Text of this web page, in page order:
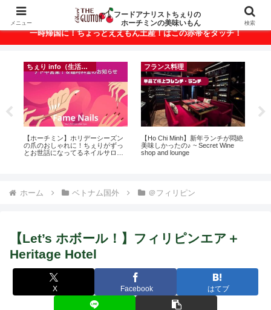
ベトナム・ホーチミンの美味いもんが満載！
一時帰国に！ちょっとええもん土産！はこの赤帯をタッチ！
ちぇり info（生活情報）
【Ho Chi Minh】帰国直前にやって
おきたい！たった1回の施術でこん
なに違う？！ ＆帰国時の乾燥対策
ちぇり info（生活情報）
【追記】日本での電話番号ゲット
＆キープ！機種変時のデータ移行
に失敗したけど復活できた話！~
ホーム ベトナム国外 ＠フィリピン
【Let’s ホボール！】フィリピンエア＋
Heritage Hotel
X Facebook はてブ
メニュー
フードアナリストちぇりの
ホーチミンの美味いもん
検索